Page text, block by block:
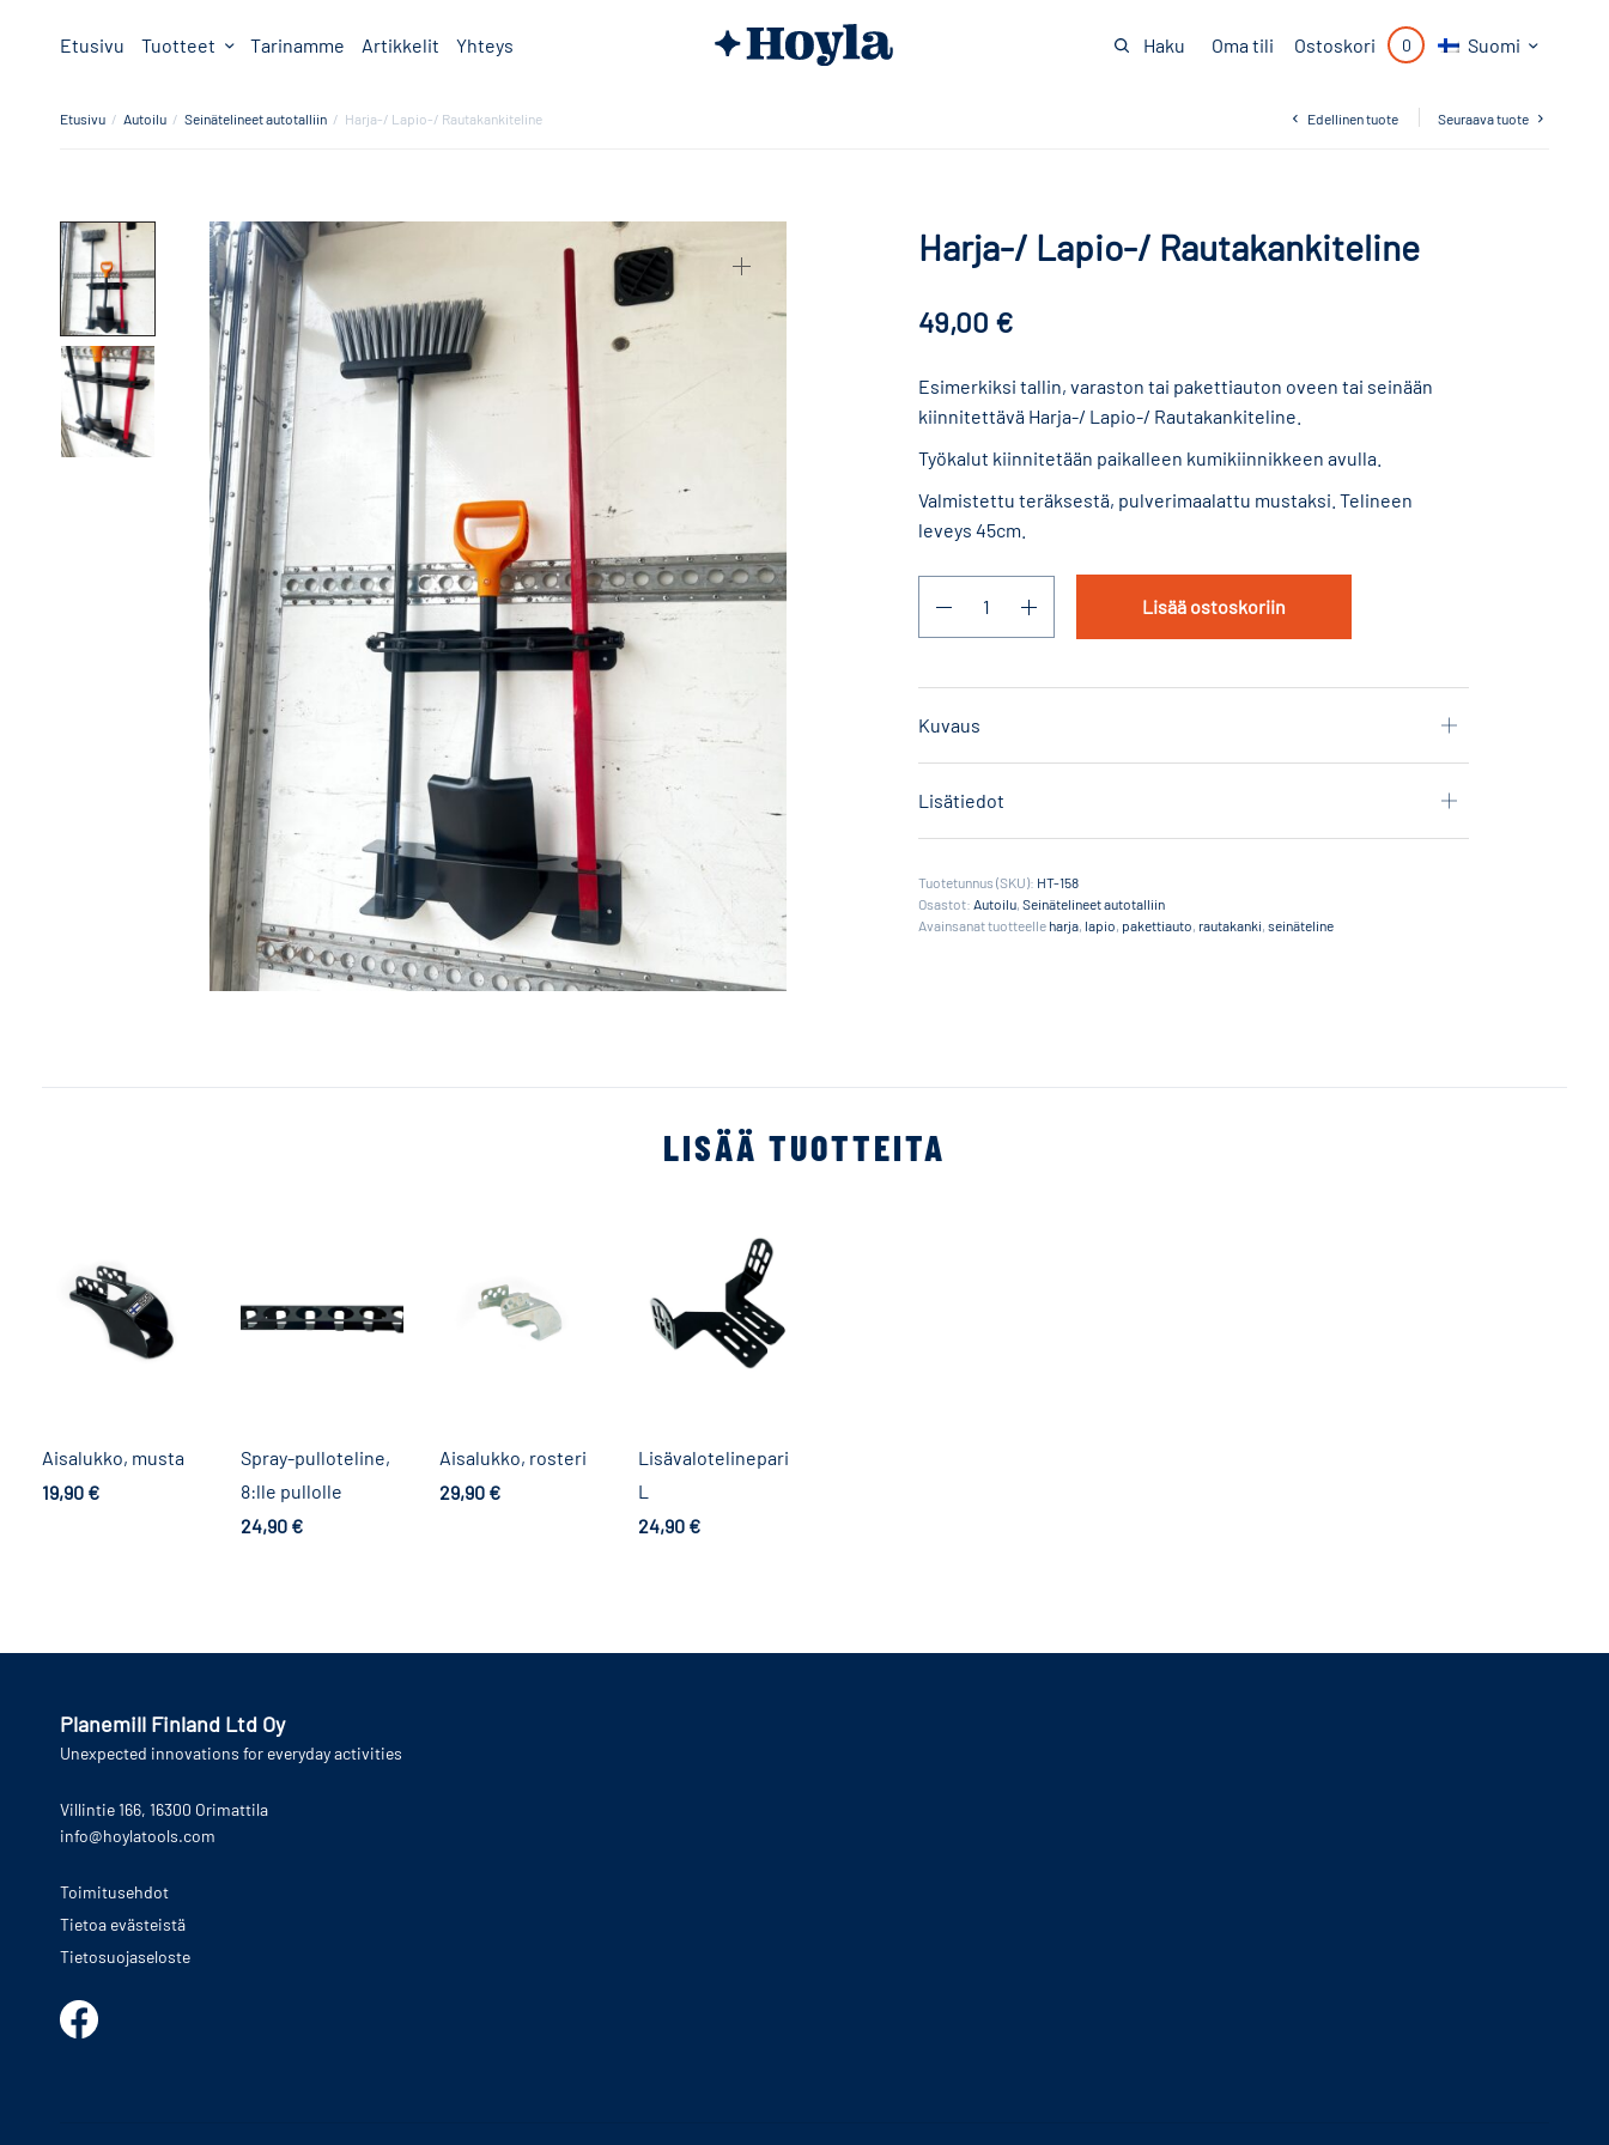
Etusivu Tuotteet Tarinamme Artikkelit Yhteys Haku Oma tili Ostoskori 0 Suomi
Etusivu / Autoilu / Seinätelineet autotalliin / Harja-/ Lapio-/ Rautakankiteline Edellinen tuote Seuraava tuote
Harja-/ Lapio-/ Rautakankiteline
49,00 €
Esimerkiksi tallin, varaston tai pakettiauton oveen tai seinään
kiinnitettävä Harja-/ Lapio-/ Rautakankiteline.
Työkalut kiinnitetään paikalleen kumikiinnikkeen avulla.
Valmistettu teräksestä, pulverimaalattu mustaksi. Telineen
leveys 45cm.
Lisää ostoskoriin
Kuvaus
Lisätiedot
Tuotetunnus (SKU): HT-158
Osastot: Autoilu, Seinätelineet autotalliin
Avainsanat tuotteelle harja, lapio, pakettiauto, rautakanki, seinäteline
LISÄÄ TUOTTEITA
Aisalukko, musta
19,90 €
Spray-pulloteline,
8:lle pullolle
24,90 €
Aisalukko, rosteri
29,90 €
Lisävalotelinepari
L
24,90 €
Planemill Finland Ltd Oy
Unexpected innovations for everyday activities
Villintie 166, 16300 Orimattila
info@hoylatools.com
Toimitusehdot
Tietoa evästeistä
Tietosuojaseloste